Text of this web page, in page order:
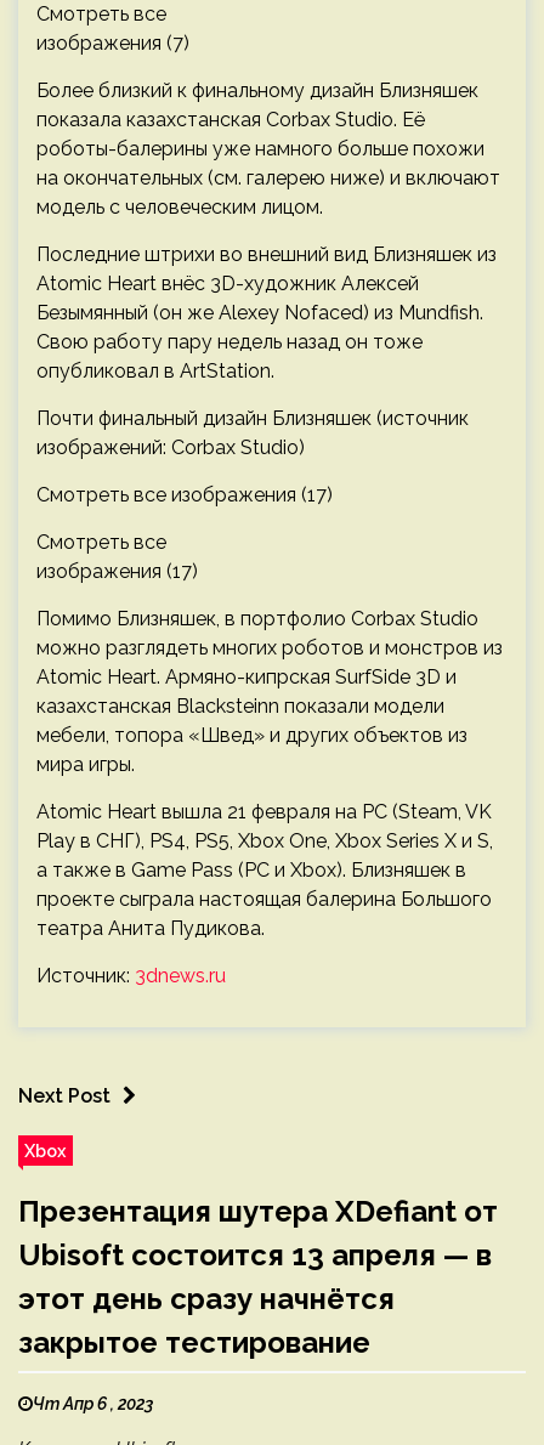
Смотреть все
изображения (7)
Более близкий к финальному дизайн Близняшек
показала казахстанская Corbax Studio. Её
роботы-балерины уже намного больше похожи
на окончательных (см. галерею ниже) и включают
модель с человеческим лицом.
Последние штрихи во внешний вид Близняшек из
Atomic Heart внёс 3D-художник Алексей
Безымянный (он же Alexey Nofaced) из Mundfish.
Свою работу пару недель назад он тоже
опубликовал в ArtStation.
Почти финальный дизайн Близняшек (источник
изображений: Corbax Studio)
Смотреть все изображения (17)
Смотреть все
изображения (17)
Помимо Близняшек, в портфолио Corbax Studio
можно разглядеть многих роботов и монстров из
Atomic Heart. Армяно-кипрская SurfSide 3D и
казахстанская Blacksteinn показали модели
мебели, топора «Швед» и других объектов из
мира игры.
Atomic Heart вышла 21 февраля на PC (Steam, VK
Play в СНГ), PS4, PS5, Xbox One, Xbox Series X и S,
а также в Game Pass (PC и Xbox). Близняшек в
проекте сыграла настоящая балерина Большого
театра Анита Пудикова.
Источник: 3dnews.ru
Next Post
Xbox
Презентация шутера XDefiant от
Ubisoft состоится 13 апреля — в
этот день сразу начнётся
закрытое тестирование
Чт Апр 6 , 2023